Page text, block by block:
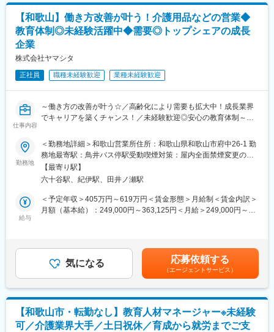
休みの日に対応が発生することもありません。
■組織構成
・一営業所につき、スタッフが10～30名所属しています。
して働くことができます。
変更の範囲：会社の定める業務
ーズのヒアリング
・商品勉強会等で接点を確保した新規顧客の開拓
■就業環境：
帯やPCの使用はできず、チームで対応できる体制を組んでいるた
■フォロー体制
各グレードごとにスキル項目を設定し売上目標の達成率だけでは
なく、プロセスも評価される制度設計になっています。また昇格
戦できる環境となっています。
■キャリアパス
未経験から2年でリーダー、9年で複数営業所を統括するブロック
長など、営業としてのスキルアップだけでなく、マネジメントへ
■魅力点：
・顧客折衝経験が活かせる！販売店の店長など未経験者の入社実
・成果とプロセスが評価される明確な評価制度あり！最大年４回
の昇進・昇格制度により、スピード感をもったキャリア形成も可
・社会貢献性の高い介護業界にてトップ級シェア！売上も右肩上
がり。2030年に業界No.1になることを目指して全国で増員募集
変更の範囲：会社の定める業務
【和歌山】働き方改善が叶う！介護用品などの営業◆
教育体制◎未経験活躍中◆需要◎トップシェアの成長
企業
株式会社ヤマシタ
正社員 職種未経験歓迎 業種未経験歓迎
仕事内容
～働き方の改善が叶う☆／高齢化により需要も拡大中！成長業界
でキャリアを築くチャンス！／未経験歓迎◎安心の教育体制～
割！充実の研修制度
◇生成AIを活用し再現性の高い営業が可能！チーム制で働きやす
く、且つ質の高いサービスを提供
◇成果とプロセスが評価される明確な評価制度あり！最大年４回
の昇進・昇格制度により、スピード感をもったキャリア形成も可
◇業界トップ級シェア！売上も右肩上がり。2030年に業界No.1に
介護用品等の提供を行うケアマネージャー（ケアマネ）に対し
て、課題解決のための提案をお任せ。
ケアマネや実際に介護用品を使用する個人のお客様との信頼関係
■業務詳細
・既存顧客のケアマネ（約40～50名）への定期フォローを中心
勤務地
＜勤務地詳細＞和歌山営業所住所：和歌山県和歌山市府中26-1 勤
務地最寄駅：鳥井バス停駅受動喫煙対策：屋内全面禁煙変更の範
囲：会社の定める事業所
【最寄り駅】
六十谷駅、紀伊駅、田井ノ瀬駅
給与
＜予定年収＞405万円～619万円＜賃金形態＞月給制＜賃金内訳＞
月額（基本給）：249,000円～363,125円＜月給＞249,000円～
収・営業リーダー：入社3年目625万（月給36万＋賞与＋諸手
当）・所長：入社5年目760万（月給44万＋賞与＋諸手当）賃金は
あくまでも目安の金額であり、選考を通じて上下する可能性があ
ります。月給(月額)は固定手当を含めた表記です。
気になる 応募依頼する
（エージェントサービス）
【和歌山市・転勤なし】教育人材マネージャー※未経験
可／介護業界大手／土日祝休／育成から就労までご支